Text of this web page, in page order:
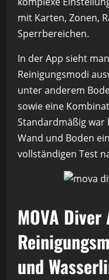
mit Karten, Zonen,
Sperrbereichen.
In der App sieht
Reinigungsmodi
unter anderem
sowie eine
Standardmäßig war
Wand und Boden
vollständigen Test
MOVA Diver
und